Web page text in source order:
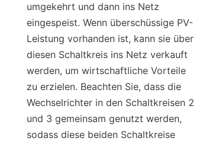
umgekehrt und dann ins Netz
eingespeist. Wenn überschüssige PV-
Leistung vorhanden ist, kann sie über
diesen Schaltkreis ins Netz verkauft
werden, um wirtschaftliche Vorteile
zu erzielen. Beachten Sie, dass die
Wechselrichter in den Schaltkreisen 2
und 3 gemeinsam genutzt werden,
sodass diese beiden Schaltkreise